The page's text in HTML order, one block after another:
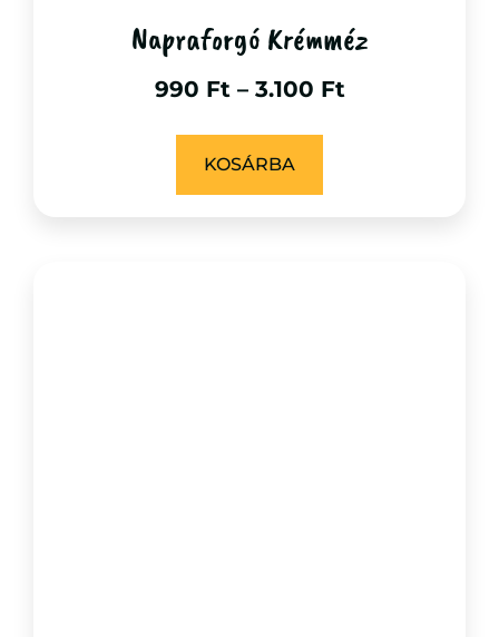
Napraforgó Krémméz
990 Ft – 3.100 Ft
KOSÁRBA